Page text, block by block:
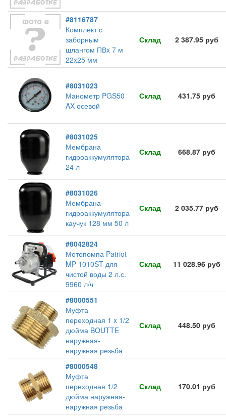
#8116787
Комплект с
заборным
шлангом ПВx 7 м
22x25 мм
Склад 2 387.95 руб
#8031023
Манометр PGS50
AX осевой
Склад 431.75 руб
#8031025
Мембрана
гидроаккумулятора
24 л
Склад 668.87 руб
#8031026
Мембрана
гидроаккумулятора
каучук 128 мм 50 л
Склад 2 035.77 руб
#8042824
Мотопомпа Patriot
MP 1010ST для
чистой воды 2 л.с.
9960 л/ч
Склад 11 028.96 руб
#8000551
Муфта
переходная 1 x 1/2
дюйма BOUTTE
наружная-
наружная резьба
Склад 448.50 руб
#8000548
Муфта
переходная 1/2
дюйма наружная-
наружная резьба
Склад 170.01 руб